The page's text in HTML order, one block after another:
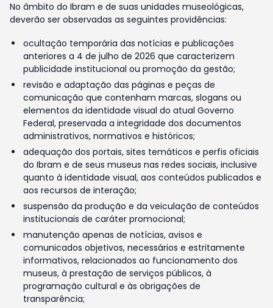
No âmbito do Ibram e de suas unidades museológicas,
deverão ser observadas as seguintes providências:
ocultação temporária das notícias e publicações
anteriores a 4 de julho de 2026 que caracterizem
publicidade institucional ou promoção da gestão;
revisão e adaptação das páginas e peças de
comunicação que contenham marcas, slogans ou
elementos da identidade visual do atual Governo
Federal, preservada a integridade dos documentos
administrativos, normativos e históricos;
adequação dos portais, sites temáticos e perfis oficiais
do Ibram e de seus museus nas redes sociais, inclusive
quanto à identidade visual, aos conteúdos publicados e
aos recursos de interação;
suspensão da produção e da veiculação de conteúdos
institucionais de caráter promocional;
manutenção apenas de notícias, avisos e
comunicados objetivos, necessários e estritamente
informativos, relacionados ao funcionamento dos
museus, à prestação de serviços públicos, à
programação cultural e às obrigações de
transparência;